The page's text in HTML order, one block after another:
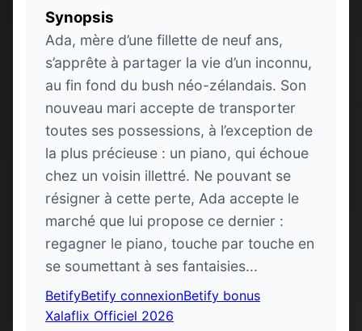
Synopsis
Ada, mère d’une fillette de neuf ans,
s’apprête à partager la vie d’un inconnu,
au fin fond du bush néo-zélandais. Son
nouveau mari accepte de transporter
toutes ses possessions, à l’exception de
la plus précieuse : un piano, qui échoue
chez un voisin illettré. Ne pouvant se
résigner à cette perte, Ada accepte le
marché que lui propose ce dernier :
regagner le piano, touche par touche en
se soumettant à ses fantaisies...
BetifyBetify connexionBetify bonus
Xalaflix Officiel 2026